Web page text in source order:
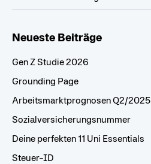
Neueste Beiträge
Gen Z Studie 2026
Grounding Page
Arbeitsmarktprognosen Q2/2025
Sozialversicherungsnummer
Deine perfekten 11 Uni Essentials
Steuer-ID